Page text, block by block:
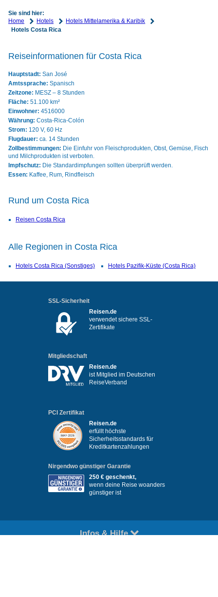
Sie sind hier:
Home
Hotels
Hotels Mittelamerika & Karibik
Hotels Costa Rica
Reiseinformationen für Costa Rica
Hauptstadt: San José
Amtssprache: Spanisch
Zeitzone: MESZ – 8 Stunden
Fläche: 51.100 km²
Einwohner: 4516000
Währung: Costa-Rica-Colón
Strom: 120 V, 60 Hz
Flugdauer: ca. 14 Stunden
Zollbestimmungen: Die Einfuhr von Fleischprodukten, Obst, Gemüse, Fisch
und Milchprodukten ist verboten.
Impfschutz: Die Standardimpfungen sollten überprüft werden.
Essen: Kaffee, Rum, Rindfleisch
Rund um Costa Rica
Reisen Costa Rica
Alle Regionen in Costa Rica
Hotels Costa Rica (Sonstiges) Hotels Pazifik-Küste (Costa Rica)
SSL-Sicherheit
Reisen.de
verwendet sichere SSL-
Zertifikate
Mitgliedschaft
Reisen.de
ist Mitglied im Deutschen
ReiseVerband
PCI Zertifikat
Reisen.de
erfüllt höchste
Sicherheitsstandards für
Kreditkartenzahlungen
Nirgendwo günstiger Garantie
250 € geschenkt,
wenn deine Reise woanders
günstiger ist
Infos & Hilfe